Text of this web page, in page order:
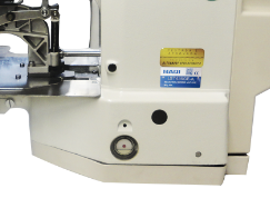
Agulhas
Fechadeira
Fechadeira Boca de Saco
Filigrana